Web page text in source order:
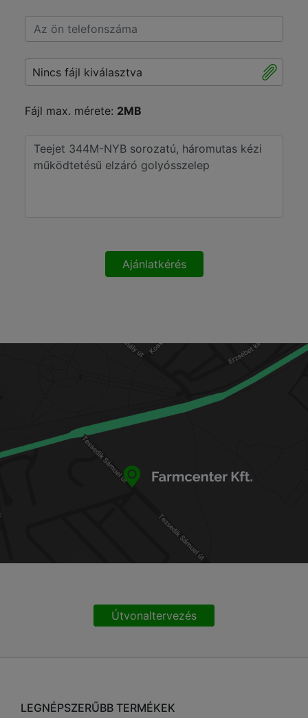
Nincs fájl kiválasztva
Fájl max. mérete: 2MB
Útvonaltervezés
LEGNÉPSZERŰBB TERMÉKEK